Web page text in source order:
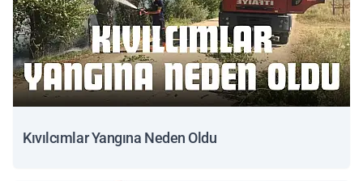
Kıvılcımlar Yangına Neden Oldu